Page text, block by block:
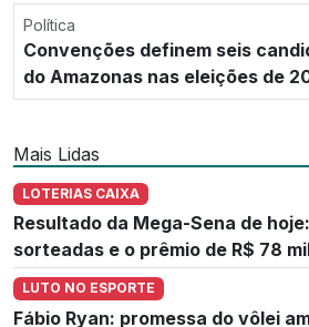
Política
Convenções definem seis
do Amazonas nas eleições de
Mais Lidas
LOTERIAS CAIXA
Resultado da Mega-Sena de
sorteadas e o prêmio de R$ 78
LUTO NO ESPORTE
Fábio Ryan: promessa do vôlei